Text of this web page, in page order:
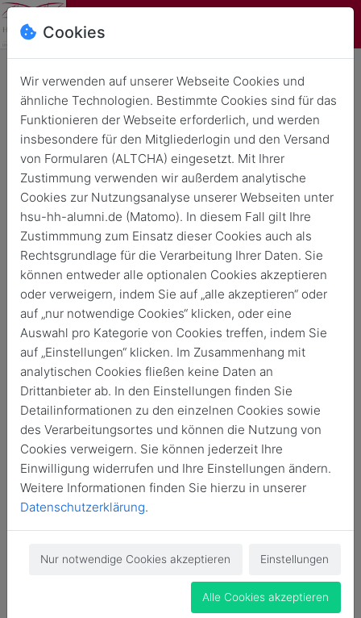
News
Zurück Archivierte News
News durchsuchen
Öffentliche Abschlusspräsentation
Drohnenabfangsystem „FALKE“
FALKE steht für „Fähigkeit des Abfangens von in
Cookies
Wir verwenden auf unserer Webseite Cookies und
ähnliche Technologien. Bestimmte Cookies sind für das
Funktionieren der Webseite erforderlich, und werden
insbesondere für den Mitgliederlogin und den Versand
von Formularen (ALTCHA) eingesetzt. Mit Ihrer
Zustimmung verwenden wir außerdem analytische
Cookies zur Nutzungsanalyse unserer Webseiten unter
hsu-hh-alumni.de (Matomo). In diesem Fall gilt Ihre
Zustimmmung zum Einsatz dieser Cookies auch als
Rechtsgrundlage für die Verarbeitung Ihrer Daten. Sie
können entweder alle optionalen Cookies akzeptieren
oder verweigern, indem Sie auf „alle akzeptieren“ oder
auf „nur notwendige Cookies“ klicken, oder eine
Auswahl pro Kategorie von Cookies treffen, indem Sie
auf „Einstellungen“ klicken. Im Zusammenhang mit
analytischen Cookies fließen keine Daten an
Drittanbieter ab. In den Einstellungen finden Sie
Detailinformationen zu den einzelnen Cookies sowie
des Verarbeitungsortes und können die Nutzung von
Cookies verweigern. Sie können jederzeit Ihre
Einwilligung widerrufen und Ihre Einstellungen ändern.
Weitere Informationen finden Sie hierzu in unserer
Datenschutzerklärung.
Nur notwendige Cookies akzeptieren Einstellungen
Alle Cookies akzeptieren